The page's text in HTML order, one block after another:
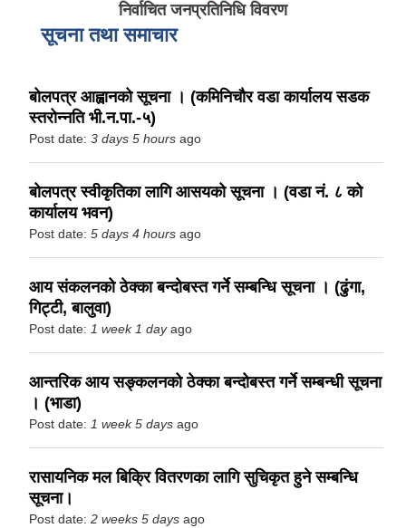
निर्वाचित जनप्रतिनिधि विवरण
सूचना तथा समाचार
बोलपत्र आह्वानको सूचना । (कमिनिचौर वडा कार्यालय सडक
स्तरोन्नति भी.न.पा.-५)
Post date: 3 days 5 hours ago
बोलपत्र स्वीकृतिका लागि आसयको सूचना । (वडा नं. ८ को
कार्यालय भवन)
Post date: 5 days 4 hours ago
आय संकलनको ठेक्का बन्दोबस्त गर्ने सम्बन्धि सूचना । (ढुंगा,
गिट्टी, बालुवा)
Post date: 1 week 1 dayago
आन्तरिक आय सङ्कलनको ठेक्का बन्दोबस्त गर्ने सम्बन्धी सूचना
। (भाडा)
Post date: 1 week 5 days ago
रासायनिक मल बिक्रि वितरणका लागि सुचिकृत हुने सम्बन्धि
सूचना।
Post date: 2 weeks 5 days ago